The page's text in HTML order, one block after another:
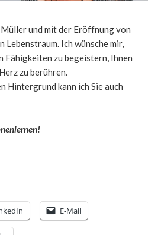
und mit der Eröffnung von
Lebenstraum. Ich wünsche mir,
Fähigkeiten zu begeistern, Ihnen
zu berühren.
Hintergrund kann ich Sie auch
E-Mail